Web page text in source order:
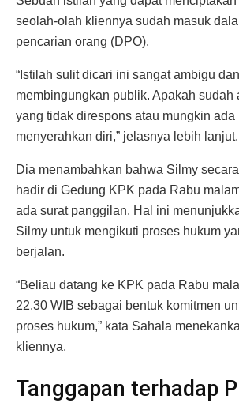
seolah-olah kliennya sudah masuk
pencarian orang (DPO).
“Istilah sulit dicari ini sangat ambigu
membingungkan publik. Apakah sudah
yang tidak direspons atau mungkin ada
menyerahkan diri,” jelasnya lebih lanjut.
Dia menambahkan bahwa Silmy
hadir di Gedung KPK pada Rabu
ada surat panggilan. Hal ini
Silmy untuk mengikuti proses hukum
berjalan.
“Beliau datang ke KPK pada Rabu
22.30 WIB sebagai bentuk komitmen
proses hukum,” kata Sahala
kliennya.
Tanggapan terhadap